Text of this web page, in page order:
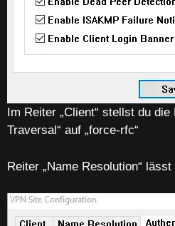
Im Reiter „Client“ stellst du die
Traversal“ auf „force-rfc“
Reiter „Name Resolution“